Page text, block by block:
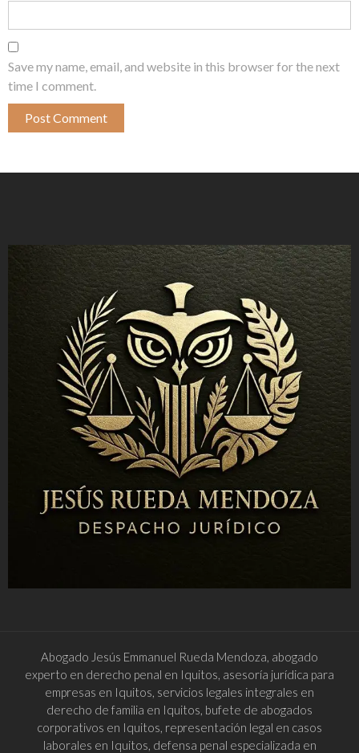
Save my name, email, and website in this browser for the next
time I comment.
Abogado Jesús Emmanuel Rueda Mendoza, abogado
experto en derecho penal en Iquitos, asesoría jurídica para
empresas en Iquitos, servicios legales integrales en
derecho de familia en Iquitos, bufete de abogados
corporativos en Iquitos, representación legal en casos
laborales en Iquitos, defensa penal especializada en